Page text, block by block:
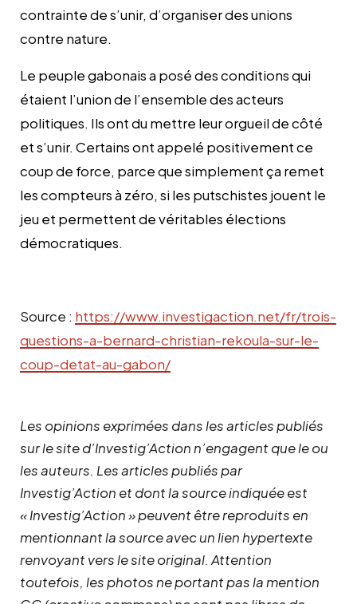
contrainte de s’unir, d’organiser des unions
contre nature.
Le peuple gabonais a posé des conditions qui
étaient l’union de l’ensemble des acteurs
politiques. Ils ont du mettre leur orgueil de côté
et s’unir. Certains ont appelé positivement ce
coup de force, parce que simplement ça remet
les compteurs à zéro, si les putschistes jouent le
jeu et permettent de véritables élections
démocratiques.
Source : https://www.investigaction.net/fr/trois-
questions-a-bernard-christian-rekoula-sur-le-
coup-detat-au-gabon/
Les opinions exprimées dans les articles publiés
sur le site d’Investig’Action n’engagent que le ou
les auteurs. Les articles publiés par
Investig’Action et dont la source indiquée est
« Investig’Action » peuvent être reproduits en
mentionnant la source avec un lien hypertexte
renvoyant vers le site original. Attention
toutefois, les photos ne portant pas la mention